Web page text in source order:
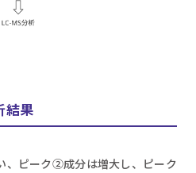
結果
、ピーク②成分は増大し、ピーク